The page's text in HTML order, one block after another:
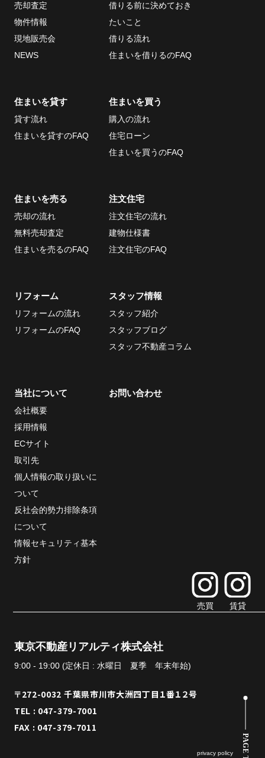
会社概要
ECサイト
について
反社会的勢力排除条
売却査定
物件情報
現地販売会
NEWS
借りる前に決めておき
たいこと
借りる流れ
住まいを借りるのFAQ
住まいを貸す
貸す流れ
住まいを貸すのFAQ
住まいを買う
購入の流れ
住宅ローン
住まいを買うのFAQ
住まいを売る
売却の流れ
無料売却査定
住まいを売るのFAQ
注文住宅
注文住宅の流れ
建物仕様書
注文住宅のFAQ
リフォーム
リフォームの流れ
リフォームのFAQ
スタッフ情報
スタッフ紹介
スタッフブログ
スタッフ不動産コラム
当社について
会社概要
採用情報
ECサイト
取引先
個人情報の取り扱いに
ついて
反社会的勢力排除条項
について
情報セキュリティ基本
方針
お問い合わせ
売買 賃貸
東京不動産リアルティ株式会社
9:00 - 19:00 (定休日 : 水曜日 夏季 年末年始)
〒272-0032 千葉県市川市大洲四丁目１番１２号
TEL : 047-379-7001
FAX : 047-379-7011
privacy policy